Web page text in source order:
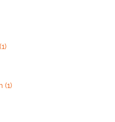
(1)
(1)